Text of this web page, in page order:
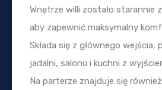
Wnętrze willi zostało starannie
aby zapewnić maksymalny
Składa się z głównego wejścia,
jadalni, salonu i kuchni z
Na parterze znajduje się